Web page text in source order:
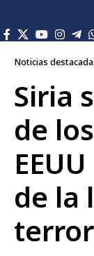
Noticias
Siria
de
de la